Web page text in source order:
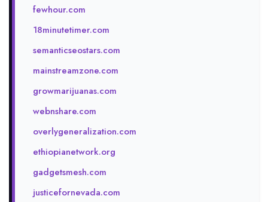
fewhour.com
18minutetimer.com
semanticseostars.com
mainstreamzone.com
growmarijuanas.com
webnshare.com
overlygeneralization.com
ethiopianetwork.org
gadgetsmesh.com
justicefornevada.com